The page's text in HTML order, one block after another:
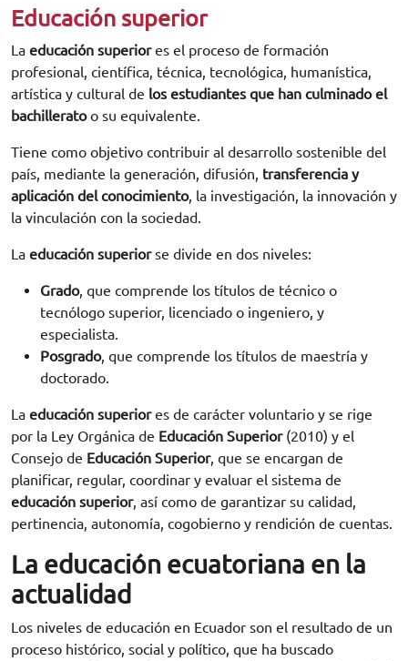
Educación superior
La educación superiores el proceso de formación
profesional, científica, técnica, tecnológica, humanística,
artística y cultural de los estudiantes que han culminado el
bachilleratoo su equivalente.
Tiene como objetivo contribuir al desarrollo sostenible del
país, mediante la generación, difusión, transferencia y
aplicación del conocimiento, la investigación, la innovación y
la vinculación con la sociedad.
La educación superiorse divide en dos niveles:
Grado, que comprende los títulos de técnico o
tecnólogo superior, licenciado o ingeniero, y
especialista.
Posgrado, que comprende los títulos de maestría y
doctorado.
La educación superiores de carácter voluntario y se rige
por la Ley Orgánica de Educación Superior(2010) y el
Consejo de Educación Superior, que se encargan de
planificar, regular, coordinar y evaluar el sistema de
educación superior, así como de garantizar su calidad,
pertinencia, autonomía, cogobierno y rendición de cuentas.
La educación ecuatoriana en la
actualidad
Los niveles de educación en Ecuador son el resultado de un
proceso histórico, social y político, que ha buscado